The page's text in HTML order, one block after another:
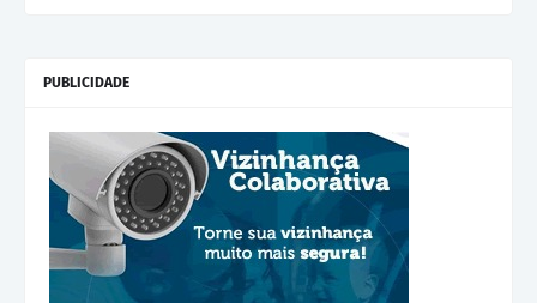
PUBLICIDADE